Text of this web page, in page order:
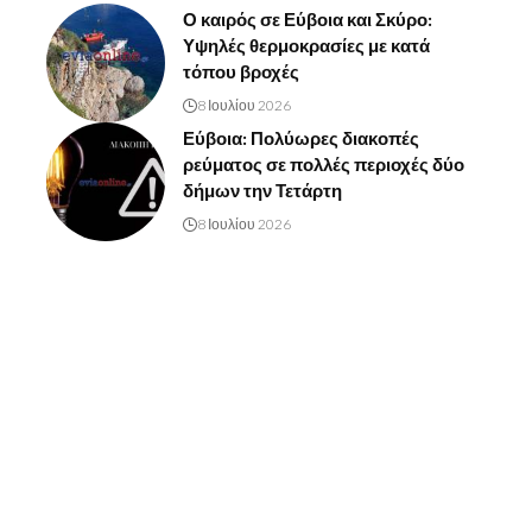
Ο καιρός σε Εύβοια και Σκύρο:
Υψηλές θερμοκρασίες με κατά
τόπου βροχές
8 Ιουλίου 2026
Εύβοια: Πολύωρες διακοπές
ρεύματος σε πολλές περιοχές δύο
δήμων την Τετάρτη
8 Ιουλίου 2026